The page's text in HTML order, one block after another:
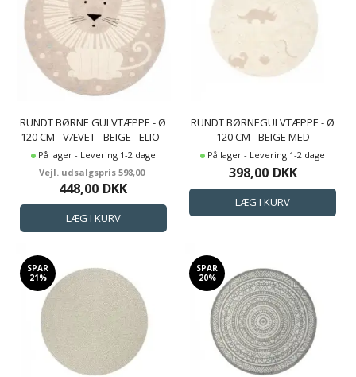
RUNDT BØRNE GULVTÆPPE - Ø
120 CM - VÆVET - BEIGE - ELIO -
NORDSTRAND HOME
På lager - Levering 1-2 dage
598,00
448,00 DKK
RUNDT BØRNEGULVTÆPPE - Ø
120 CM - BEIGE MED
DINOSAUR - ECLIPSE -
NORDSTRAND HOME
På lager - Levering 1-2 dage
398,00 DKK
SPAR
21%
SPAR
20%